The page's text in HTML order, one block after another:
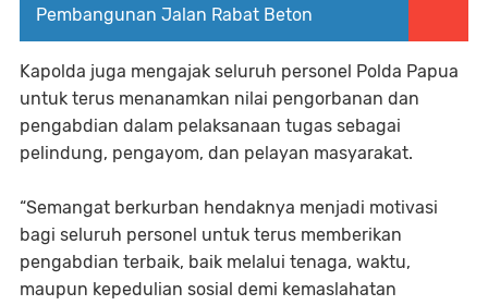
Pembangunan Jalan Rabat Beton
Kapolda juga mengajak seluruh personel Polda Papua
untuk terus menanamkan nilai pengorbanan dan
pengabdian dalam pelaksanaan tugas sebagai
pelindung, pengayom, dan pelayan masyarakat.
“Semangat berkurban hendaknya menjadi motivasi
bagi seluruh personel untuk terus memberikan
pengabdian terbaik, baik melalui tenaga, waktu,
maupun kepedulian sosial demi kemaslahatan